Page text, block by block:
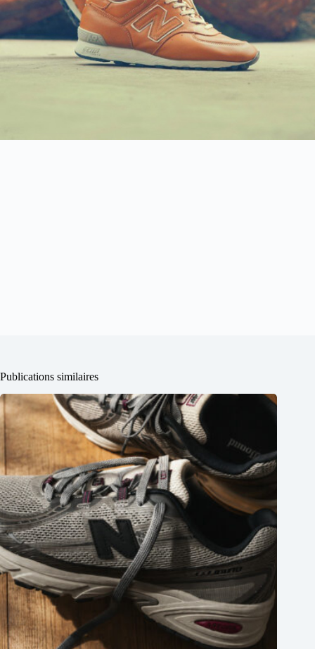
Publications similaires